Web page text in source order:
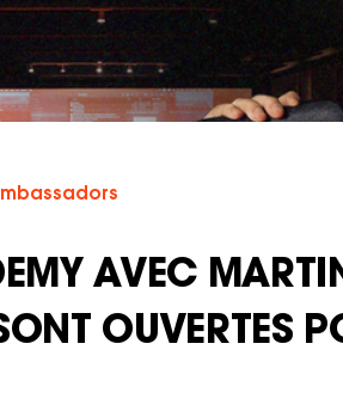
AVEC
OUVERTES